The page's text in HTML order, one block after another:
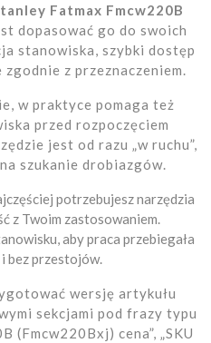
Fatmax Fmcw220B
dopasować go do swoich
stanowiska, szybki dostęp
z przeznaczeniem.
w praktyce pomaga też
przed rozpoczęciem
jest od razu „w ruchu”,
szukanie drobiazgów.
potrzebujesz narzędzia
z Twoim zastosowaniem.
aby praca przebiegała
bez przestojów.
wersję artykułu
sekcjami pod frazy typu
(Fmcw220Bxj) cena”, „SKU